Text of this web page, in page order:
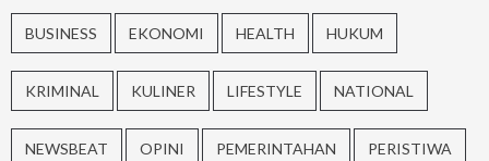
BUSINESS EKONOMI HEALTH HUKUM
KRIMINAL KULINER LIFESTYLE NATIONAL
NEWSBEAT OPINI PEMERINTAHAN PERISTIWA